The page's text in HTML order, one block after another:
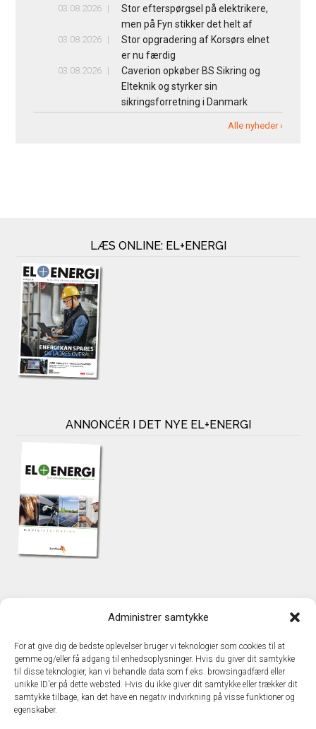
Administrer samtykke
For at give dig de bedste oplevelser bruger vi teknologier som cookies til at
gemme og/eller få adgang til enhedsoplysninger. Hvis du giver dit samtykke
til disse teknologier, kan vi behandle data som f.eks. browsingadfærd eller
unikke ID'er på dette websted. Hvis du ikke giver dit samtykke eller trækker dit
samtykke tilbage, kan det have en negativ indvirkning på visse funktioner og
egenskaber.
03.08.2026
Stor efterspørgsel på elektrikere,
men på Fyn stikker det helt af
03.08.2026
Stor opgradering af Korsørs elnet
er nu færdig
03.08.2026
Caverion opkøber BS Sikring og
Elteknik og styrker sin
sikringsforretning i Danmark
Alle nyheder ›
LÆS ONLINE: EL+ENERGI
ANNONCÉR I DET NYE EL+ENERGI
TechMedia A/S
DK – 2600 Glostrup
www.techmedia.dk
Telefon: +45 43 24 26 28
E-mail:info@techmedia.dk